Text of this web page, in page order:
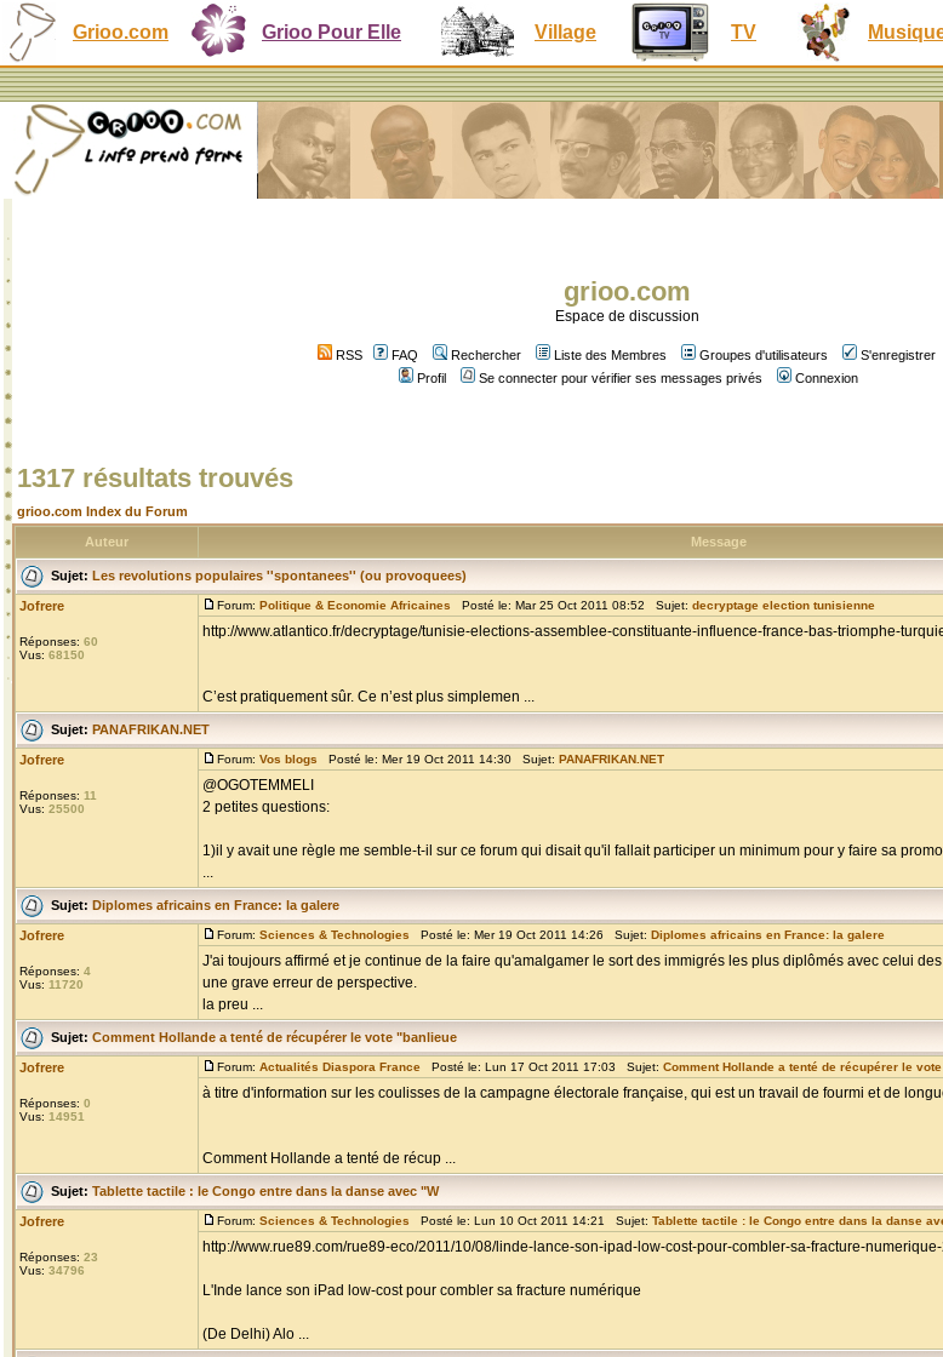
Grioo.com Grioo Pour Elle Village TV
grioo.com
Espace de discussion
RSS FAQ Rechercher Liste des Membres Groupes d'utilisateurs
S'enregistrer
Profil
Se connecter pour vérifier ses messages privés Connexion
1317 résultats trouvés
grioo.com Index du Forum
Auteur Message
Sujet: Les revolutions populaires ''spontanees'' (ou provoquees)
Jofrere
Réponses: 60
Vus: 68150
Forum: Politique & Economie Africaines Posté le: Mar 25 Oct 2011 08:52 Sujet: decryptage election tunisienne
http://www.atlantico.fr/decryptage/tunisie-elections-assemblee-constituante-influence-france-bas-triomphe-
C’est pratiquement sûr. Ce n’est plus simplemen ...
Sujet: PANAFRIKAN.NET
Jofrere
Réponses: 11
Vus: 25500
Forum: Vos blogs Posté le: Mer 19 Oct 2011 14:30 Sujet: PANAFRIKAN.NET
@OGOTEMMELI
2 petites questions:
1)il y avait une règle me semble-t-il sur ce forum qui disait qu'il fallait participer un minimum pour y faire sa
...
Sujet: Diplomes africains en France: la galere
Jofrere
Réponses: 4
Vus: 11720
Forum: Sciences & Technologies Posté le: Mer 19 Oct 2011 14:26 Sujet: Diplomes africains en France: la galere
J'ai toujours affirmé et je continue de la faire qu'amalgamer le sort des immigrés les plus diplômés avec celui
une grave erreur de perspective.
la preu ...
Sujet: Comment Hollande a tenté de récupérer le vote "banlieue
Jofrere
Réponses: 0
Vus: 14951
Forum: Actualités Diaspora France Posté le: Lun 17 Oct 2011 17:03 Sujet: Comment Hollande a tenté de récupérer le
à titre d'information sur les coulisses de la campagne électorale française, qui est un travail de fourmi et de
Comment Hollande a tenté de récup ...
Sujet: Tablette tactile : le Congo entre dans la danse avec "W
Jofrere
Réponses: 23
Vus: 34796
Forum: Sciences & Technologies Posté le: Lun 10 Oct 2011 14:21 Sujet: Tablette tactile : le Congo entre dans la danse
http://www.rue89.com/rue89-eco/2011/10/08/linde-lance-son-ipad-low-cost-pour-combler-sa-fracture-
L'Inde lance son iPad low-cost pour combler sa fracture numérique
(De Delhi) Alo ...